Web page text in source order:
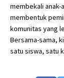
membekali anak-
membentuk
komunitas yang
Bersama-sama,
satu siswa, satu